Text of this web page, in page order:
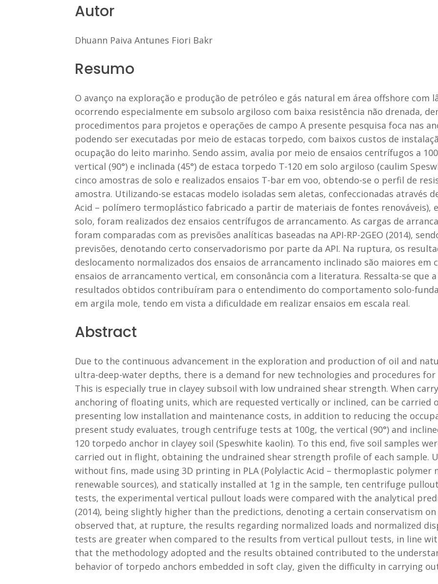
Autor
Dhuann Paiva Antunes Fiori Bakr
Resumo
O avanço na exploração e produção de petróleo e gás natural em área offshore com
ocorrendo especialmente em subsolo argiloso com baixa resistência não drenada,
procedimentos para projetos e operações de campo A presente pesquisa foca nas
podendo ser executadas por meio de estacas torpedo, com baixos custos de
ocupação do leito marinho. Sendo assim, avalia por meio de ensaios centrífugos a
vertical (90°) e inclinada (45°) de estaca torpedo T-120 em solo argiloso (caulim
cinco amostras de solo e realizados ensaios T-bar em voo, obtendo-se o perfil de
amostra. Utilizando-se estacas modelo isoladas sem aletas, confeccionadas através
Acid – polímero termoplástico fabricado a partir de materiais de fontes renováveis),
solo, foram realizados dez ensaios centrífugos de arrancamento. As cargas de
foram comparadas com as previsões analíticas baseadas na API-RP-2GEO (2014),
previsões, denotando certo conservadorismo por parte da API. Na ruptura, os
deslocamento normalizados dos ensaios de arrancamento inclinado são maiores em
ensaios de arrancamento vertical, em consonância com a literatura. Ressalta-se que
resultados obtidos contribuíram para o entendimento do comportamento solo-
em argila mole, tendo em vista a dificuldade em realizar ensaios em escala real.
Abstract
Due to the continuous advancement in the exploration and production of oil and
ultra-deep-water depths, there is a demand for new technologies and procedures
This is especially true in clayey subsoil with low undrained shear strength. When
anchoring of floating units, which are requested vertically or inclined, can be carried
presenting low installation and maintenance costs, in addition to reducing the
present study evaluates, trough centrifuge tests at 100g, the vertical (90°) and
120 torpedo anchor in clayey soil (Speswhite kaolin). To this end, five soil samples
carried out in flight, obtaining the undrained shear strength profile of each sample.
without fins, made using 3D printing in PLA (Polylactic Acid – thermoplastic
renewable sources), and statically installed at 1g in the sample, ten centrifuge
tests, the experimental vertical pullout loads were compared with the analytical
(2014), being slightly higher than the predictions, denoting a certain conservatism
observed that, at rupture, the results regarding normalized loads and normalized
tests are greater when compared to the results from vertical pullout tests, in line
that the methodology adopted and the results obtained contributed to the
behavior of torpedo anchors embedded in soft clay, given the difficulty in carrying